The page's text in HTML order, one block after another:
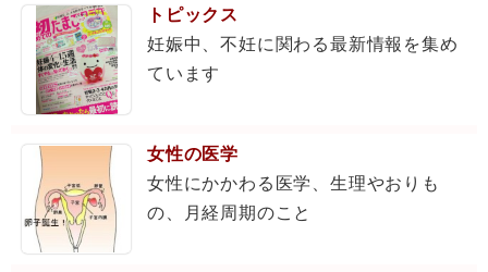
トピックス
妊娠中、不妊に関わる最新情報を集め
ています
女性の医学
女性にかかわる医学、生理やおりも
の、月経周期のこと